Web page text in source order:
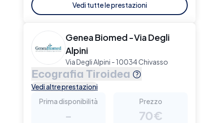
Vedi tutte le prestazioni
Genea Biomed -Via Degli
Alpini
Via Degli Alpini - 10034 Chivasso
Ecografia Tiroidea
Vedi altre prestazioni
Prima disponibilità
-
Prezzo
70€